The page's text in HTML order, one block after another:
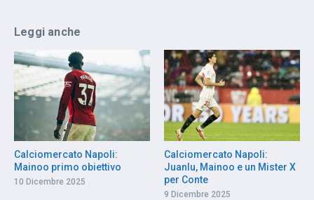
Leggi anche
Calciomercato Napoli:
Mainoo primo obiettivo
10 Dicembre 2025
Calciomercato Napoli:
Juanlu, Mainoo e un Mister X
per Conte
9 Dicembre 2025